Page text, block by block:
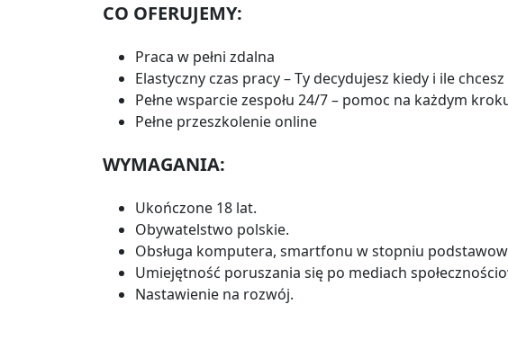
CO OFERUJEMY:
Praca w pełni zdalna
Elastyczny czas pracy – Ty decydujesz kiedy i ile
Pełne wsparcie zespołu 24/7 – pomoc na każdym
Pełne przeszkolenie online
WYMAGANIA:
Ukończone 18 lat.
Obywatelstwo polskie.
Obsługa komputera, smartfonu w stopniu
Umiejętność poruszania się po mediach
Nastawienie na rozwój.